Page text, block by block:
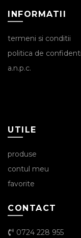
INFORMATII
termeni si conditii
politica de
a.n.p.c.
UTILE
produse
contul meu
favorite
CONTACT
0724 228 955